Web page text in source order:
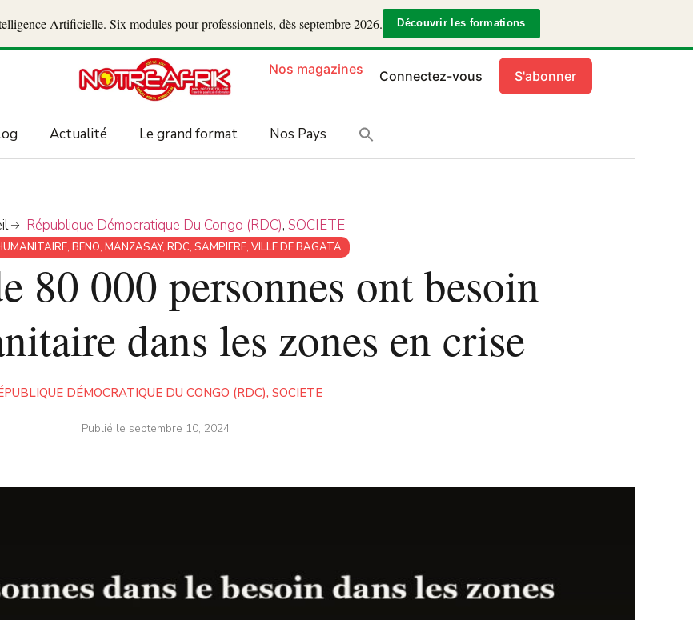
Artificielle. Six modules pour professionnels, dès septembre 2026. Découvrir les formations
Nos magazines Connectez-vous S'abonner
Actualité Le grand format Nos Pays
République Démocratique Du Congo (RDC), SOCIETE
, BENO, MANZASAY, RDC, SAMPIERE, VILLE DE BAGATA
80 000 personnes ont besoin
dans les zones en crise
DÉMOCRATIQUE DU CONGO (RDC), SOCIETE
Publié le septembre 10, 2024